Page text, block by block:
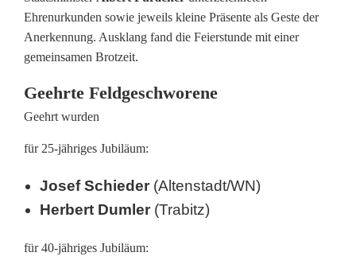
Ehrenurkunden sowie jeweils kleine Präsente als Geste der
Anerkennung. Ausklang fand die Feierstunde mit einer
gemeinsamen Brotzeit.
Geehrte Feldgeschworene
Geehrt wurden
für 25-jähriges Jubiläum:
Josef Schieder (Altenstadt/WN)
Herbert Dumler (Trabitz)
für 40-jähriges Jubiläum: